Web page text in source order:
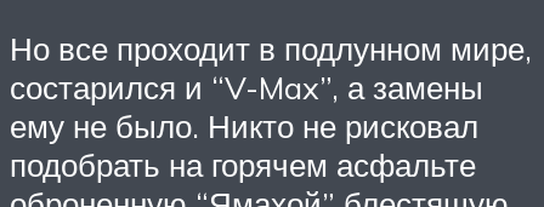
Но все проходит в подлунном мире,
состарился и “V-Max”, а замены
ему не было. Никто не рисковал
подобрать на горячем асфальте